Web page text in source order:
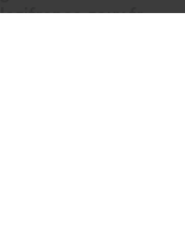
legifrance.gouv.fr